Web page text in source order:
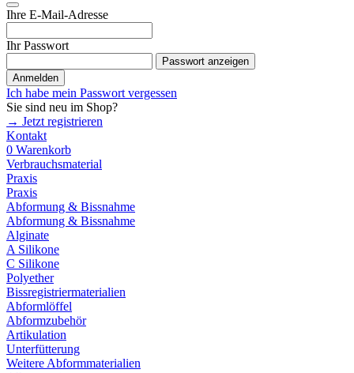
Ihre E-Mail-Adresse
Ihr Passwort
Passwort anzeigen
Anmelden
Ich habe mein Passwort vergessen
Sie sind neu im Shop?
→ Jetzt registrieren
Kontakt
0 Warenkorb
Verbrauchsmaterial
Praxis
Praxis
Abformung & Bissnahme
Abformung & Bissnahme
Alginate
A Silikone
C Silikone
Polyether
Bissregistriermaterialien
Abformlöffel
Abformzubehör
Artikulation
Unterfütterung
Weitere Abformmaterialien